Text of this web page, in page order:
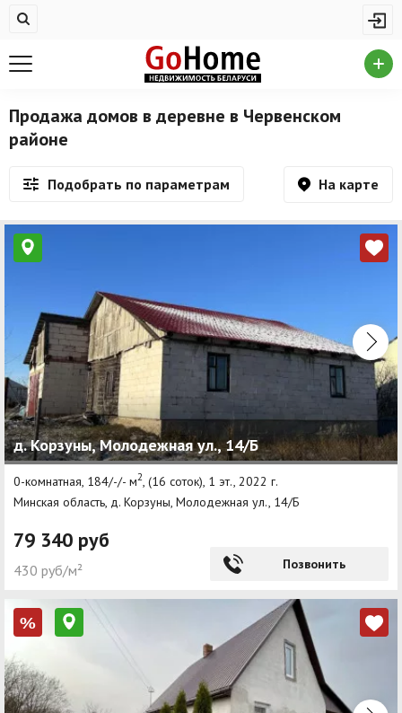
Купить квартиру
На сутки
Новостройки
Аренда коммерческой недвижимости
Другие разделы
Новости
Агентства
Ремонт квартир
Грузовое такси
Способы оплаты
Реклама на сайте
Продажа домов в деревне в Червенском
районе
Подобрать по параметрам На карте
д. Корзуны, Молодежная ул., 14/Б
0-комнатная, 184/-/- м2 , (16 соток), 1 эт., 2022 г.
Минская область, д. Корзуны, Молодежная ул., 14/Б
79 340 руб
430 руб/м² Позвонить
%